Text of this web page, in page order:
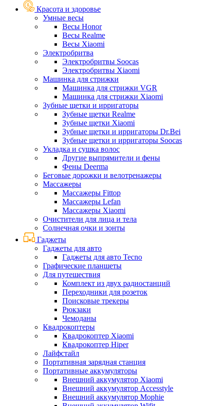
Красота и здоровье
Умные весы
Весы Honor
Весы Realme
Весы Xiaomi
Электробритва
Электробритвы Soocas
Электробритвы Xiaomi
Машинка для стрижки
Машинка для стрижки VGR
Машинка для стрижки Xiaomi
Зубные щетки и ирригаторы
Зубные щетки Realme
Зубные щетки Xiaomi
Зубные щетки и ирригаторы Dr.Bei
Зубные щетки и ирригаторы Soocas
Укладка и сушка волос
Другие выпрямители и фены
Фены Deerma
Беговые дорожки и велотренажеры
Массажеры
Массажеры Fittop
Массажеры Lefan
Массажеры Xiaomi
Очистители для лица и тела
Солнечная очки и зонты
Гаджеты
Гаджеты для авто
Гаджеты для авто Tecno
Графические планшеты
Для путешествия
Комплект из двух радиостанций
Переходники для розеток
Поисковые трекеры
Рюкзаки
Чемоданы
Квадрокоптеры
Квадрокоптер Xiaomi
Квадрокоптер Hiper
Лайфстайл
Портативная зарядная станция
Портативные аккумуляторы
Внешний аккумулятор Xiaomi
Внешний аккумулятор Accesstyle
Внешний аккумулятор Mophie